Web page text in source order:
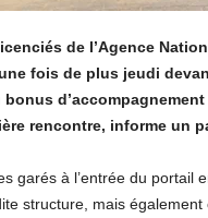
de l’Agence
fois de plus jeudi
bonus
rencontre, informe un
garés à l’entrée du portail
structure, mais